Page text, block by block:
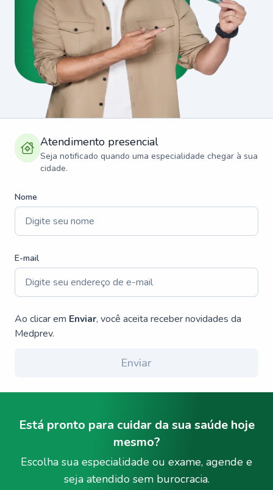
Atendimento presencial
Seja notificado quando uma especialidade chegar à sua
cidade.
Nome
E-mail
Ao clicar em Enviar, você aceita receber novidades da
Medprev.
Enviar
Está pronto para cuidar da sua saúde hoje
mesmo?
Escolha sua especialidade ou exame, agende e
seja atendido sem burocracia.